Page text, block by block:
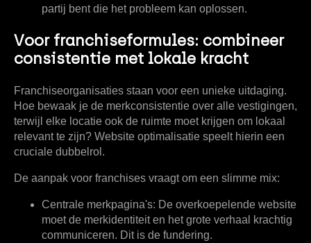
partij bent die het probleem kan oplossen.
Voor franchiseformules: combineer
consistentie met lokale kracht
Franchiseorganisaties staan voor een unieke uitdaging.
Hoe bewaak je de merkconsistentie over alle vestigingen,
terwijl elke locatie ook de ruimte moet krijgen om lokaal
relevant te zijn? Website optimalisatie speelt hierin een
cruciale dubbelrol.
De aanpak voor franchises vraagt om een slimme mix:
Centrale merkpagina's: De overkoepelende website
moet de merkidentiteit en het grote verhaal krachtig
communiceren. Dit is de fundering.